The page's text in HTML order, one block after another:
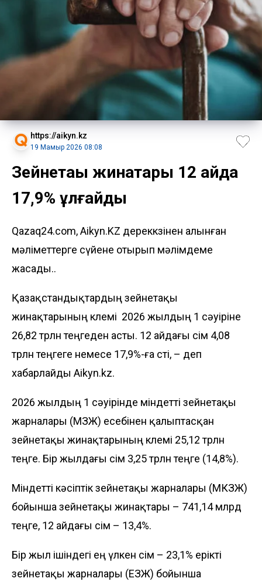
https://aikyn.kz
19 Мамыр 2026 08:08
Зейнетақы жинақтары 12 айда
17,9% ұлғайды
Qazaq24.com, Aikyn.KZ дереккөзінен алынған
мәліметтерге сүйене отырып мәлімдеме
жасады..
Қазақстандықтардың зейнетақы
жинақтарының көлемі 2026 жылдың 1 сәуіріне
26,82 трлн теңгеден асты. 12 айдағы өсім 4,08
трлн теңгеге немесе 17,9%-ға өсті, – деп
хабарлайды Aikyn.kz.
2026 жылдың 1 сәуірінде міндетті зейнетақы
жарналары (МЗЖ) есебінен қалыптасқан
зейнетақы жинақтарының көлемі 25,12 трлн
теңге. Бір жылдағы өсім 3,25 трлн теңге (14,8%).
Міндетті кәсіптік зейнетақы жарналары (МКЗЖ)
бойынша зейнетақы жинақтары – 741,14 млрд
теңге, 12 айдағы өсім – 13,4%.
Бір жыл ішіндегі ең үлкен өсім – 23,1% ерікті
зейнетақы жарналары (ЕЗЖ) бойынша